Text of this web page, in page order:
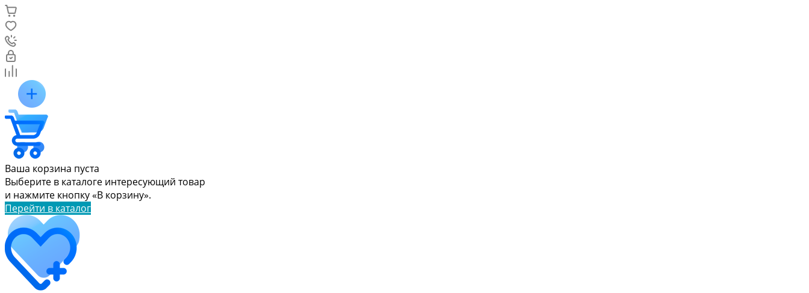
Ваша корзина пуста
Выберите в каталоге интересующий товар
и нажмите кнопку «В корзину».
Перейти в каталог